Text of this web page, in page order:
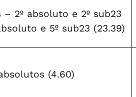
2º absoluto e 2º sub23
e 5º sub23 (23.39)
(4.60)